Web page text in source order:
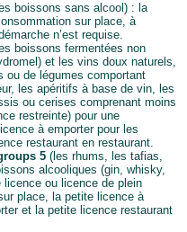
boissons sans alcool) : la
sur place, à
n’est requise.
boissons fermentées non
et les vins doux naturels,
ou de légumes comportant
les apéritifs à base de vin, les
ou cerises comprenant moins
restreinte) pour une
à emporter pour les
restaurant en restaurant.
5(les rhums, les tafias,
alcooliques (gin, whisky,
ou licence de plein
place, la petite licence à
et la petite licence restaurant